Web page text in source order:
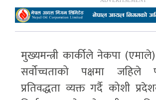
मुख्यमन्त्री कार्कीले नेकपा
सर्वोच्चताको पक्षमा जहिले
प्रतिवद्धता व्यक्त गर्दै कोशी